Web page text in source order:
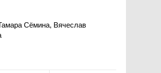
Сёмина, Вячеслав